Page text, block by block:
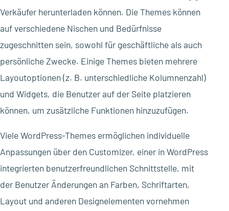
Verkäufer herunterladen können. Die Themes können
auf verschiedene Nischen und Bedürfnisse
zugeschnitten sein, sowohl für geschäftliche als auch
persönliche Zwecke. Einige Themes bieten mehrere
Layoutoptionen (z. B. unterschiedliche Kolumnenzahl)
und Widgets, die Benutzer auf der Seite platzieren
können, um zusätzliche Funktionen hinzuzufügen.
Viele WordPress-Themes ermöglichen individuelle
Anpassungen über den Customizer, einer in WordPress
integrierten benutzerfreundlichen Schnittstelle, mit
der Benutzer Änderungen an Farben, Schriftarten,
Layout und anderen Designelementen vornehmen